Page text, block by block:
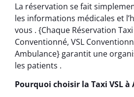
La réservation se fait
les informations médicales et
vous . {Chaque Réservation Taxi
Conventionné, VSL
Ambulance} garantit une
les patients .
Pourquoi choisir la Taxi VSL